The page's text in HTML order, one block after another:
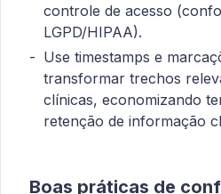
controle de acesso
LGPD/HIPAA).
Use timestamps e
transformar trechos
clínicas, economizando
retenção de informação
Boas práticas de